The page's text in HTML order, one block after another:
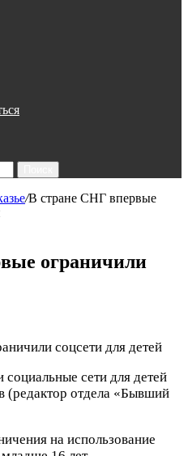
/В стране СНГ впервые
ограничили
сети для детей
(редактор отдела «Бывший
на использование